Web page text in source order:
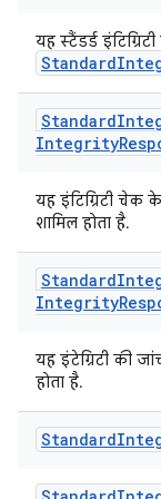
यह स्टैंडर्ड
Standard
Integrity
यह इंटिग्रिटी चेक
शामिल होता है.
Standard
Integrity
यह इंटेग्रिटी की
होता है.
Standard